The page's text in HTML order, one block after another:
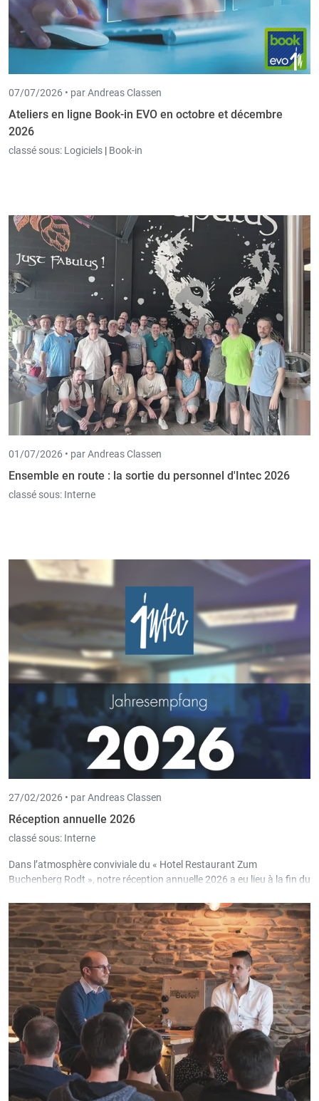
07/07/2026 • par Andreas Classen
Ateliers en ligne Book-in EVO en octobre et décembre
2026
classé sous: Logiciels | Book-in
01/07/2026 • par Andreas Classen
Ensemble en route : la sortie du personnel d'Intec 2026
classé sous: Interne
27/02/2026 • par Andreas Classen
Réception annuelle 2026
classé sous: Interne
Dans l’atmosphère conviviale du « Hotel Restaurant Zum
Buchenberg Rodt », notre réception annuelle 2026 a eu lieu à la fin du